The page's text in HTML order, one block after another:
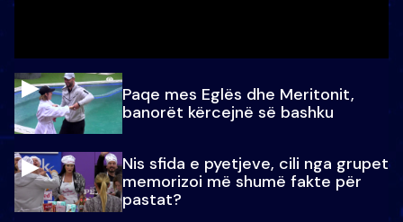
Paqe mes Eglës dhe Meritonit,
banorët kërcejnë së bashku
Nis sfida e pyetjeve, cili nga grupet
memorizoi më shumë fakte për
pastat?